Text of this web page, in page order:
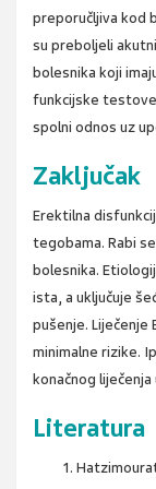
preporučljiva kod
su preboljeli
bolesnika koji
funkcijske
spolni odnos uz
Zaključak
Erektilna
tegobama. Rabi
bolesnika.
ista, a uključuje
pušenje. Liječenje
minimalne rizike.
konačnog
Literatura